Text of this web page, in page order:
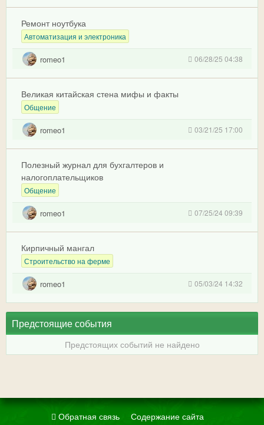
Ремонт ноутбука
Автоматизация и электроника
romeo1 06/28/25 04:38
Великая китайская стена мифы и факты
Общение
romeo1 03/21/25 17:00
Полезный журнал для бухгалтеров и
налогоплательщиков
Общение
romeo1 07/25/24 09:39
Кирпичный мангал
Строительство на ферме
romeo1 05/03/24 14:32
Предстоящие события
Предстоящих событий не найдено
Обратная связь
Содержание сайта